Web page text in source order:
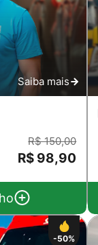
Saiba mais
R$ 150,00
R$ 98,90
-50%